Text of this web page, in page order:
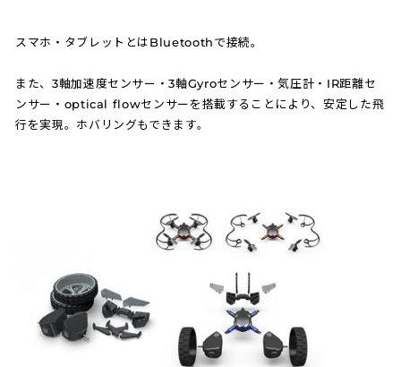
スマホ・タブレットとはBluetoothで接続。
また、3軸加速度センサー・3軸Gyroセンサー・気圧計・IR距離セ
ンサー・optical flowセンサーを搭載することにより、安定した飛
行を実現。ホバリングもできます。